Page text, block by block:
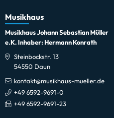
Musikhaus
Musikhaus Johann Sebastian Müller
e.K. Inhaber: Hermann Konrath
Steinbockstr. 13
54550 Daun
kontakt@musikhaus-mueller.de
+49 6592-9691-0
+49 6592-9691-23